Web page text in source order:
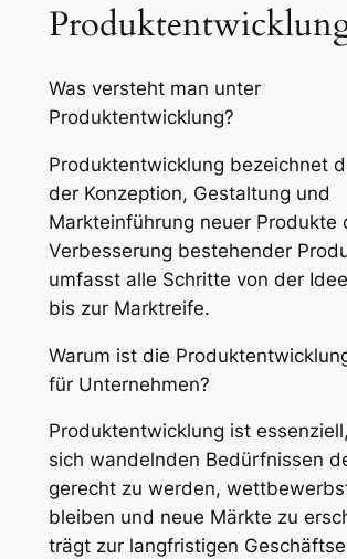
Was versteht man unter
Produktentwicklung?
Produktentwicklung bezeichnet
der Konzeption, Gestaltung und
Markteinführung neuer Produkte
Verbesserung bestehender
umfasst alle Schritte von der
bis zur Marktreife.
Warum ist die
für Unternehmen?
Produktentwicklung ist
sich wandelnden Bedürfnissen
gerecht zu werden,
bleiben und neue Märkte zu
trägt zur langfristigen